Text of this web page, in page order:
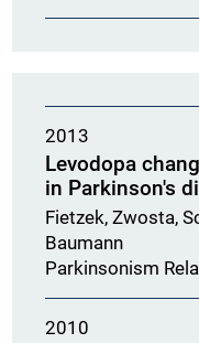
2013
Levodopa
in Parkinson's
Fietzek, Zwosta,
Baumann
Parkinsonism
2010